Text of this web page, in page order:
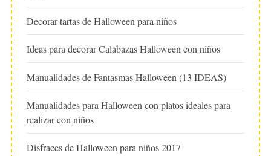
Decorar tartas de Halloween para niños
Ideas para decorar Calabazas Halloween con niños
Manualidades de Fantasmas Halloween (13 IDEAS)
Manualidades para Halloween con platos ideales para
realizar con niños
Disfraces de Halloween para niños 2017